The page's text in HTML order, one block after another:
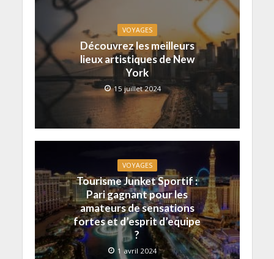
VOYAGES
Découvrez les meilleurs
lieux artistiques de New
York
15 juillet 2024
VOYAGES
Tourisme Junket Sportif :
Pari gagnant pour les
amateurs de sensations
fortes et d’esprit d’equipe
?
1 avril 2024